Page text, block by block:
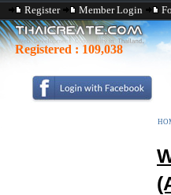
Register Member Login
Registered : 109,038